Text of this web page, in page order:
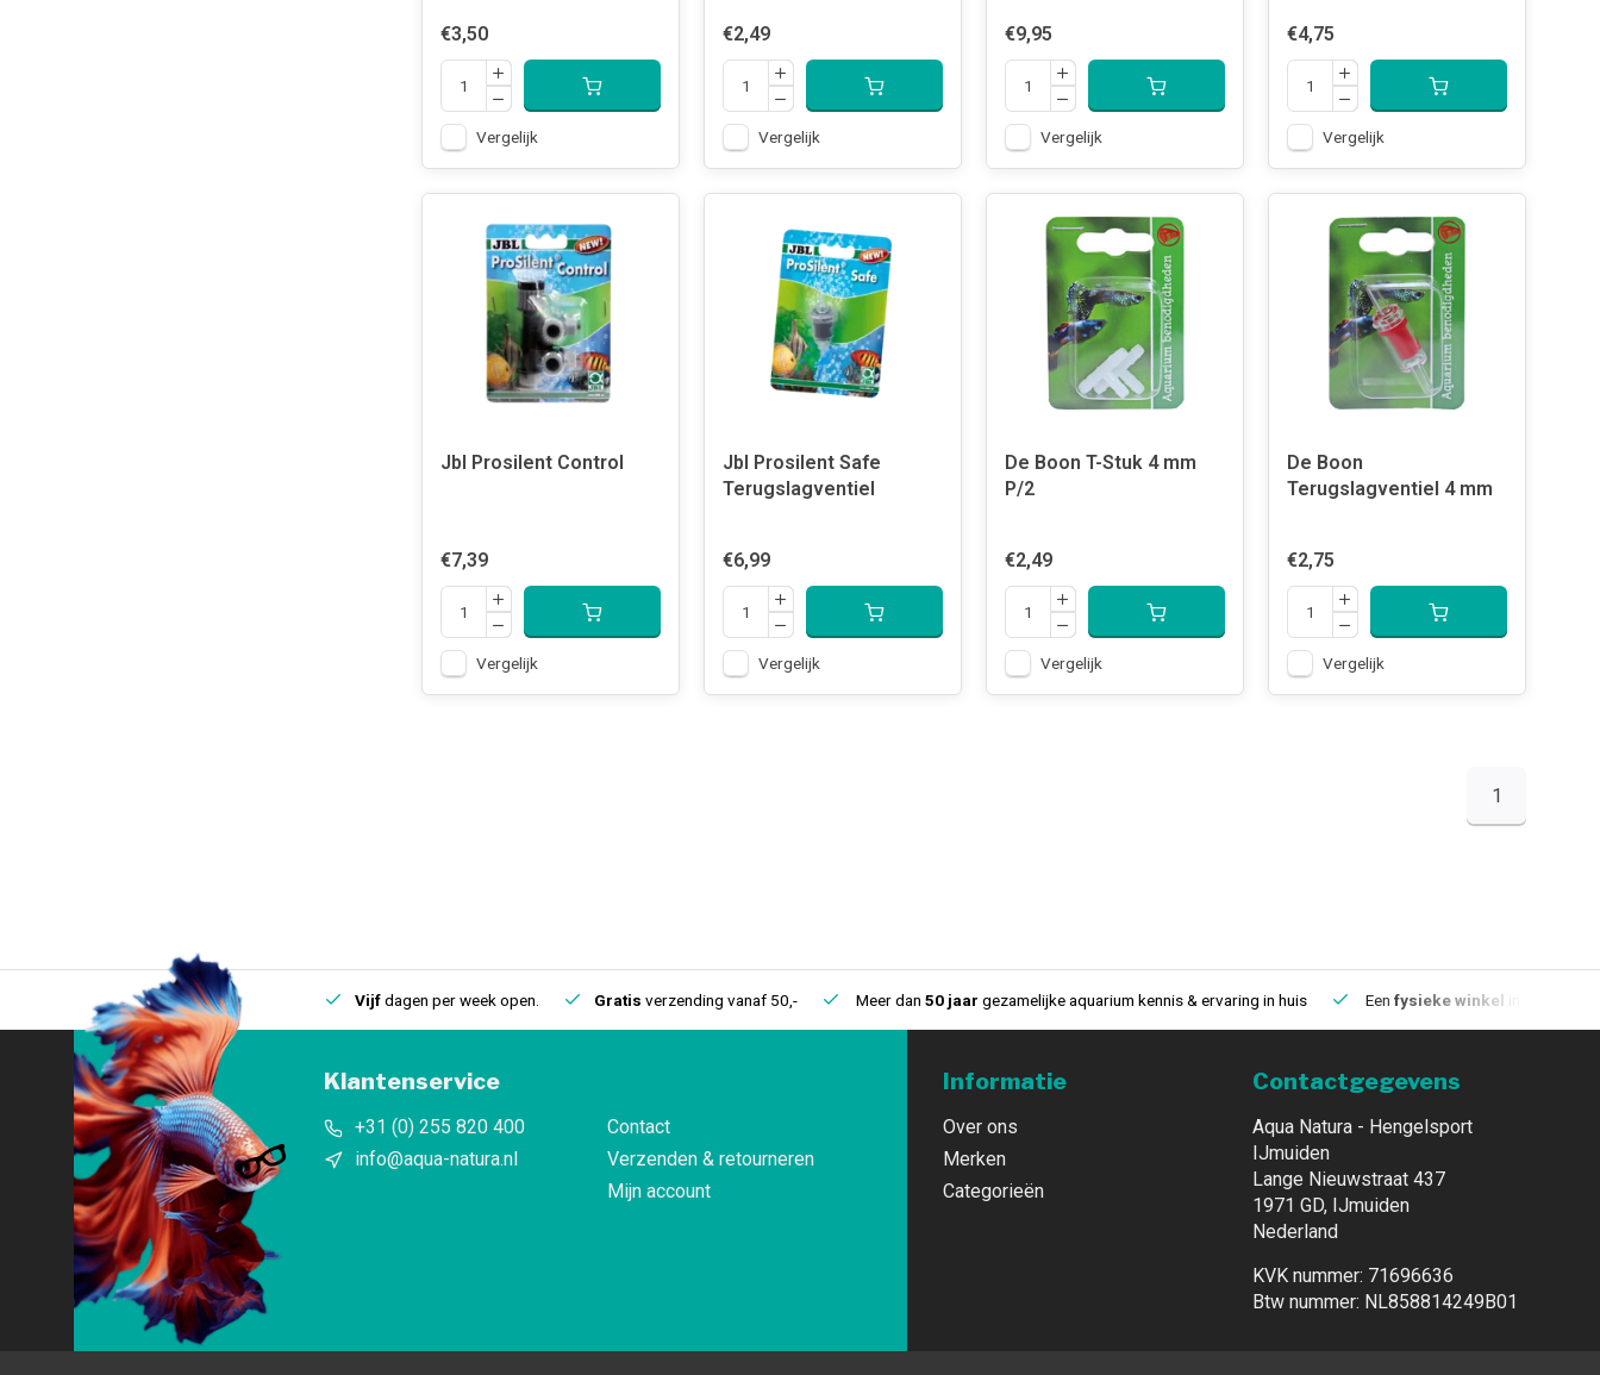
€3,50
Vergelijk
€2,49
Vergelijk
€9,95
Vergelijk
€4,75
Vergelijk
Jbl Prosilent Control
€7,39
Vergelijk
Jbl Prosilent Safe
Terugslagventiel
€6,99
Vergelijk
De Boon T-Stuk 4 mm
P/2
€2,49
Vergelijk
De Boon
Terugslagventiel 4 mm
€2,75
Vergelijk
1
Eenfysieke winkelin IJmuiden Vijfdagen per week open. Gratis verzending vanaf 50,- Meer dan 50 jaar gezamelijke aquarium kennis & ervaring in huis Een fysieke winkel
Klantenservice
+31 (0) 255 820 400
info@aqua-natura.nl
Contact
Verzenden & retourneren
Mijn account
Informatie
Over ons
Merken
Categorieën
Contactgegevens
Aqua Natura - Hengelsport
IJmuiden
Lange Nieuwstraat 437
1971 GD, IJmuiden
Nederland
KVK nummer: 71696636
Btw nummer: NL858814249B01